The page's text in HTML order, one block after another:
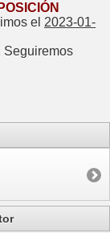
el 2023-01-
Seguiremos